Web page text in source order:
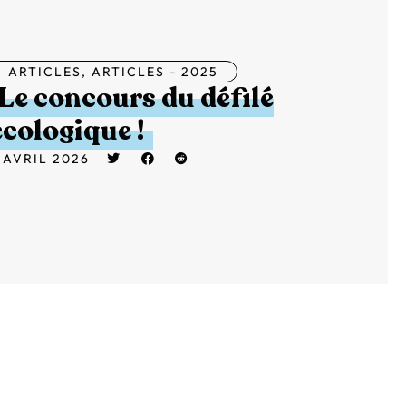
ARTICLES, ARTICLES - 2025
concours du défilé
!
2026